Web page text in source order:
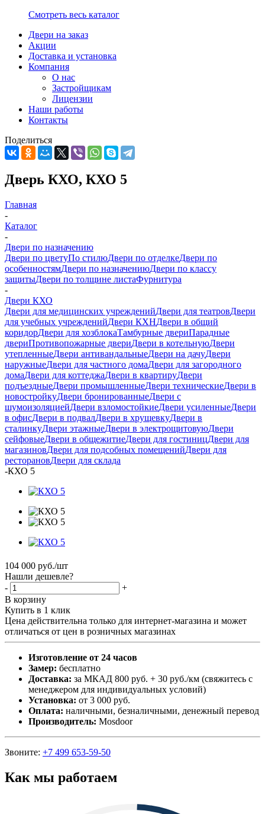
Смотреть весь каталог
Двери на заказ
Акции
Доставка и установка
Компания
О нас
Застройщикам
Лицензии
Наши работы
Контакты
Поделиться
Дверь КХО, КХО 5
Главная
-
Каталог
-
Двери по назначению
Двери по цветуПо стилюДвери по отделкеДвери по
особенностямДвери по назначениюДвери по классу
защитыДвери по толщине листаФурнитура
-
Двери КХО
Двери для медицинских учрежденийДвери для театровДвери
для учебных учрежденийДвери КХНДвери в общий
коридорДвери для хозблокаТамбурные двериПарадные
двериПротивопожарные двериДвери в котельнуюДвери
утепленныеДвери антивандальныеДвери на дачуДвери
наружныеДвери для частного домаДвери для загородного
домаДвери для коттеджаДвери в квартируДвери
подъездныеДвери промышленныеДвери техническиеДвери в
новостройкуДвери бронированныеДвери с
шумоизоляциейДвери взломостойкиеДвери усиленныеДвери
в офисДвери в подвалДвери в хрущевкуДвери в
сталинкуДвери этажныеДвери в электрощитовуюДвери
сейфовыеДвери в общежитиеДвери для гостиницДвери для
магазиновДвери для подсобных помещенийДвери для
ресторановДвери для склада
-КХО 5
104 000 руб./шт
Нашли дешевле?
-
+
В корзину
Купить в 1 клик
Цена действительна только для интернет-магазина и может
отличаться от цен в розничных магазинах
Изготовление от 24 часов
Замер: бесплатно
Доставка: за МКАД 800 руб. + 30 руб./км (свяжитесь с
менеджером для индивидуальных условий)
Установка: от 3 000 руб.
Оплата: наличными, безналичными, денежный перевод
Производитель: Mosdoor
Звоните: +7 499 653-59-50
Как мы работаем